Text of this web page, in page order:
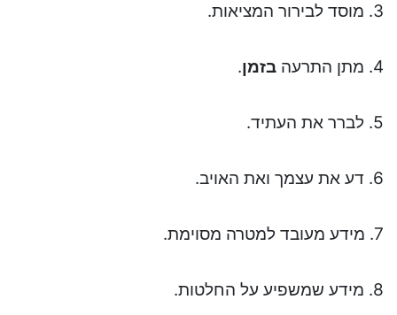
3. מוסד לבירור המציאות.
4. מתן התרעה בזמן.
5. לברר את העתיד.
6. דע את עצמך ואת האויב.
7. מידע מעובד למטרה מסוימת.
8. מידע שמשפיע על החלטות.